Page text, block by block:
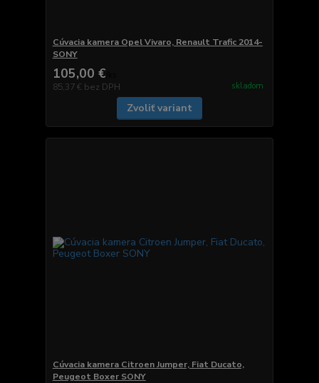
Cúvacia kamera Opel Vivaro, Renault Trafic 2014-
SONY
105,00 €
85,37 € bez DPH skladom
Zvoliť variant
Cúvacia kamera Citroen Jumper, Fiat Ducato,
Peugeot Boxer SONY